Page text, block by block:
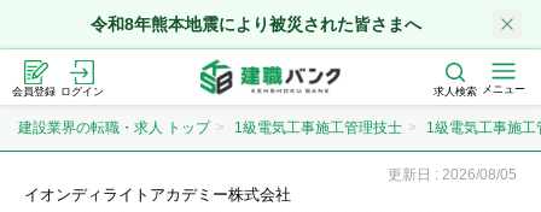
令和8年熊本地震により被災された皆さまへ
会員登録 ログイン 求人検索 メニュー
建設業界の転職・求人 トップ 1級電気工事施工管理技士 1級電気工事施
更新日 : 2026/08/05
イオンディライトアカデミー株式会社